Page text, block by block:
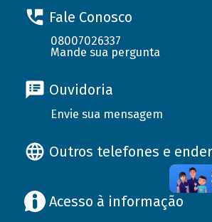
Fale Conosco
08007026337
Mande sua pergunta
Ouvidoria
Envie sua mensagem
Outros telefones e
Acesso à informação